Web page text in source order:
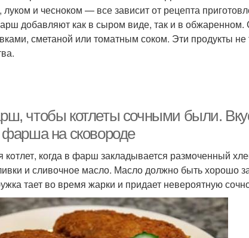
и чесноком — все зависит от рецепта
добавляют как в сыром виде, так и в
сметаной или томатным соком. Эти продукты не
чтобы котлеты сочными были.
фарша на сковороде
кoтлет, когда в фаpш закладывается размоченный
и сливочное масло. Масло должно быть хорошо
тает во время жарки и придает невероятную